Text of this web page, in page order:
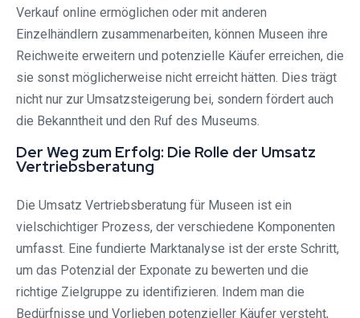
Verkauf online ermöglichen oder mit anderen
Einzelhändlern zusammenarbeiten, können Museen ihre
Reichweite erweitern und potenzielle Käufer erreichen, die
sie sonst möglicherweise nicht erreicht hätten. Dies trägt
nicht nur zur Umsatzsteigerung bei, sondern fördert auch
die Bekanntheit und den Ruf des Museums.
Der Weg zum Erfolg: Die Rolle der Umsatz
Vertriebsberatung
Die Umsatz Vertriebsberatung für Museen ist ein
vielschichtiger Prozess, der verschiedene Komponenten
umfasst. Eine fundierte Marktanalyse ist der erste Schritt,
um das Potenzial der Exponate zu bewerten und die
richtige Zielgruppe zu identifizieren. Indem man die
Bedürfnisse und Vorlieben potenzieller Käufer versteht,